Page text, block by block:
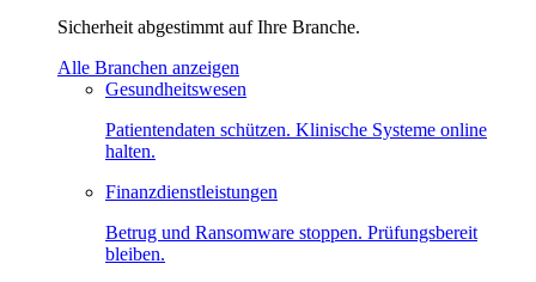
Sicherheit abgestimmt auf Ihre Branche.
Alle Branchen anzeigen
Gesundheitswesen
Patientendaten schützen. Klinische Systeme online
halten.
Finanzdienstleistungen
Betrug und Ransomware stoppen. Prüfungsbereit
bleiben.